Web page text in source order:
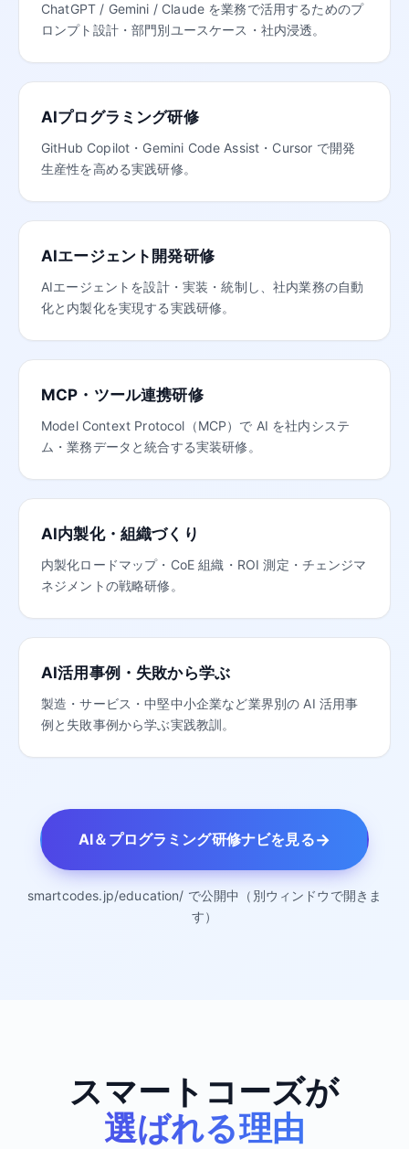
ChatGPT / Gemini / Claude を業務で活用するためのプ
ロンプト設計・部門別ユースケース・社内浸透。
AIプログラミング研修
GitHub Copilot・Gemini Code Assist・Cursor で開発
生産性を高める実践研修。
AIエージェント開発研修
AIエージェントを設計・実装・統制し、社内業務の自動
化と内製化を実現する実践研修。
MCP・ツール連携研修
Model Context Protocol（MCP）で AI を社内システ
ム・業務データと統合する実装研修。
AI内製化・組織づくり
内製化ロードマップ・CoE 組織・ROI 測定・チェンジマ
ネジメントの戦略研修。
AI活用事例・失敗から学ぶ
製造・サービス・中堅中小企業など業界別の AI 活用事
例と失敗事例から学ぶ実践教訓。
AI＆プログラミング研修ナビを見る→
smartcodes.jp/education/ で公開中（別ウィンドウで開きま
す）
スマートコーズが
選ばれる理由